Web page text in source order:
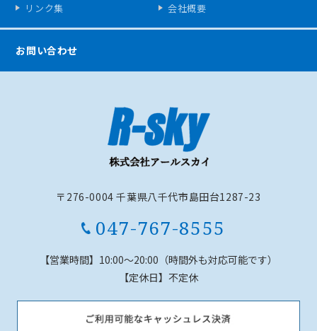
リンク集
会社概要
お問い合わせ
〒276-0004 千葉県八千代市島田台1287-23
047-767-8555
【営業時間】 10:00～20:00（時間外も対応可能です）
【定休日】不定休